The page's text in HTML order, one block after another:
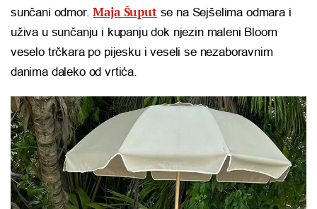
sunčani odmor.Maja Šuputse na Sejšelima odmara i
uživa u sunčanju i kupanju dok njezin maleni Bloom
veselo trčkara po pijesku i veseli se nezaboravnim
danima daleko od vrtića.